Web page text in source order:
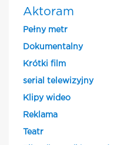
Aktoram
Pełny metr
Dokumentalny
Krótki film
serial telewizyjny
Klipy wideo
Reklama
Teatr